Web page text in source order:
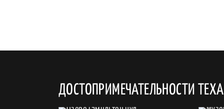
ДОСТОПРИМЕЧАТЕЛЬНОСТИ